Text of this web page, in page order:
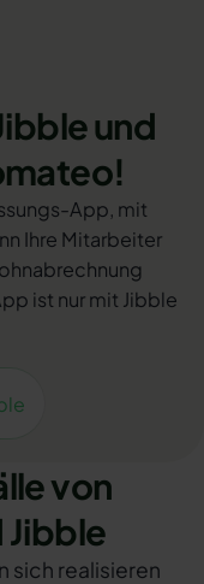
und
App, mit
Ihre Mitarbeiter
ist nur mit Jibble
von
Jibble
sich realisieren